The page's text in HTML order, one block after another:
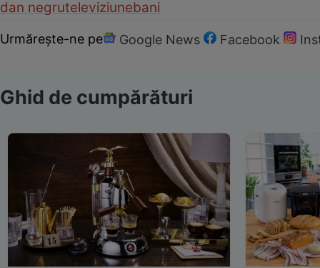
dan negruteleviziunebani
Urmărește-ne pe Google News Facebook
Ghid de cumpărături